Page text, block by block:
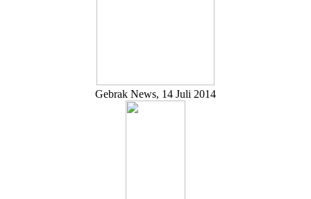
Gebrak News, 14 Juli 2014